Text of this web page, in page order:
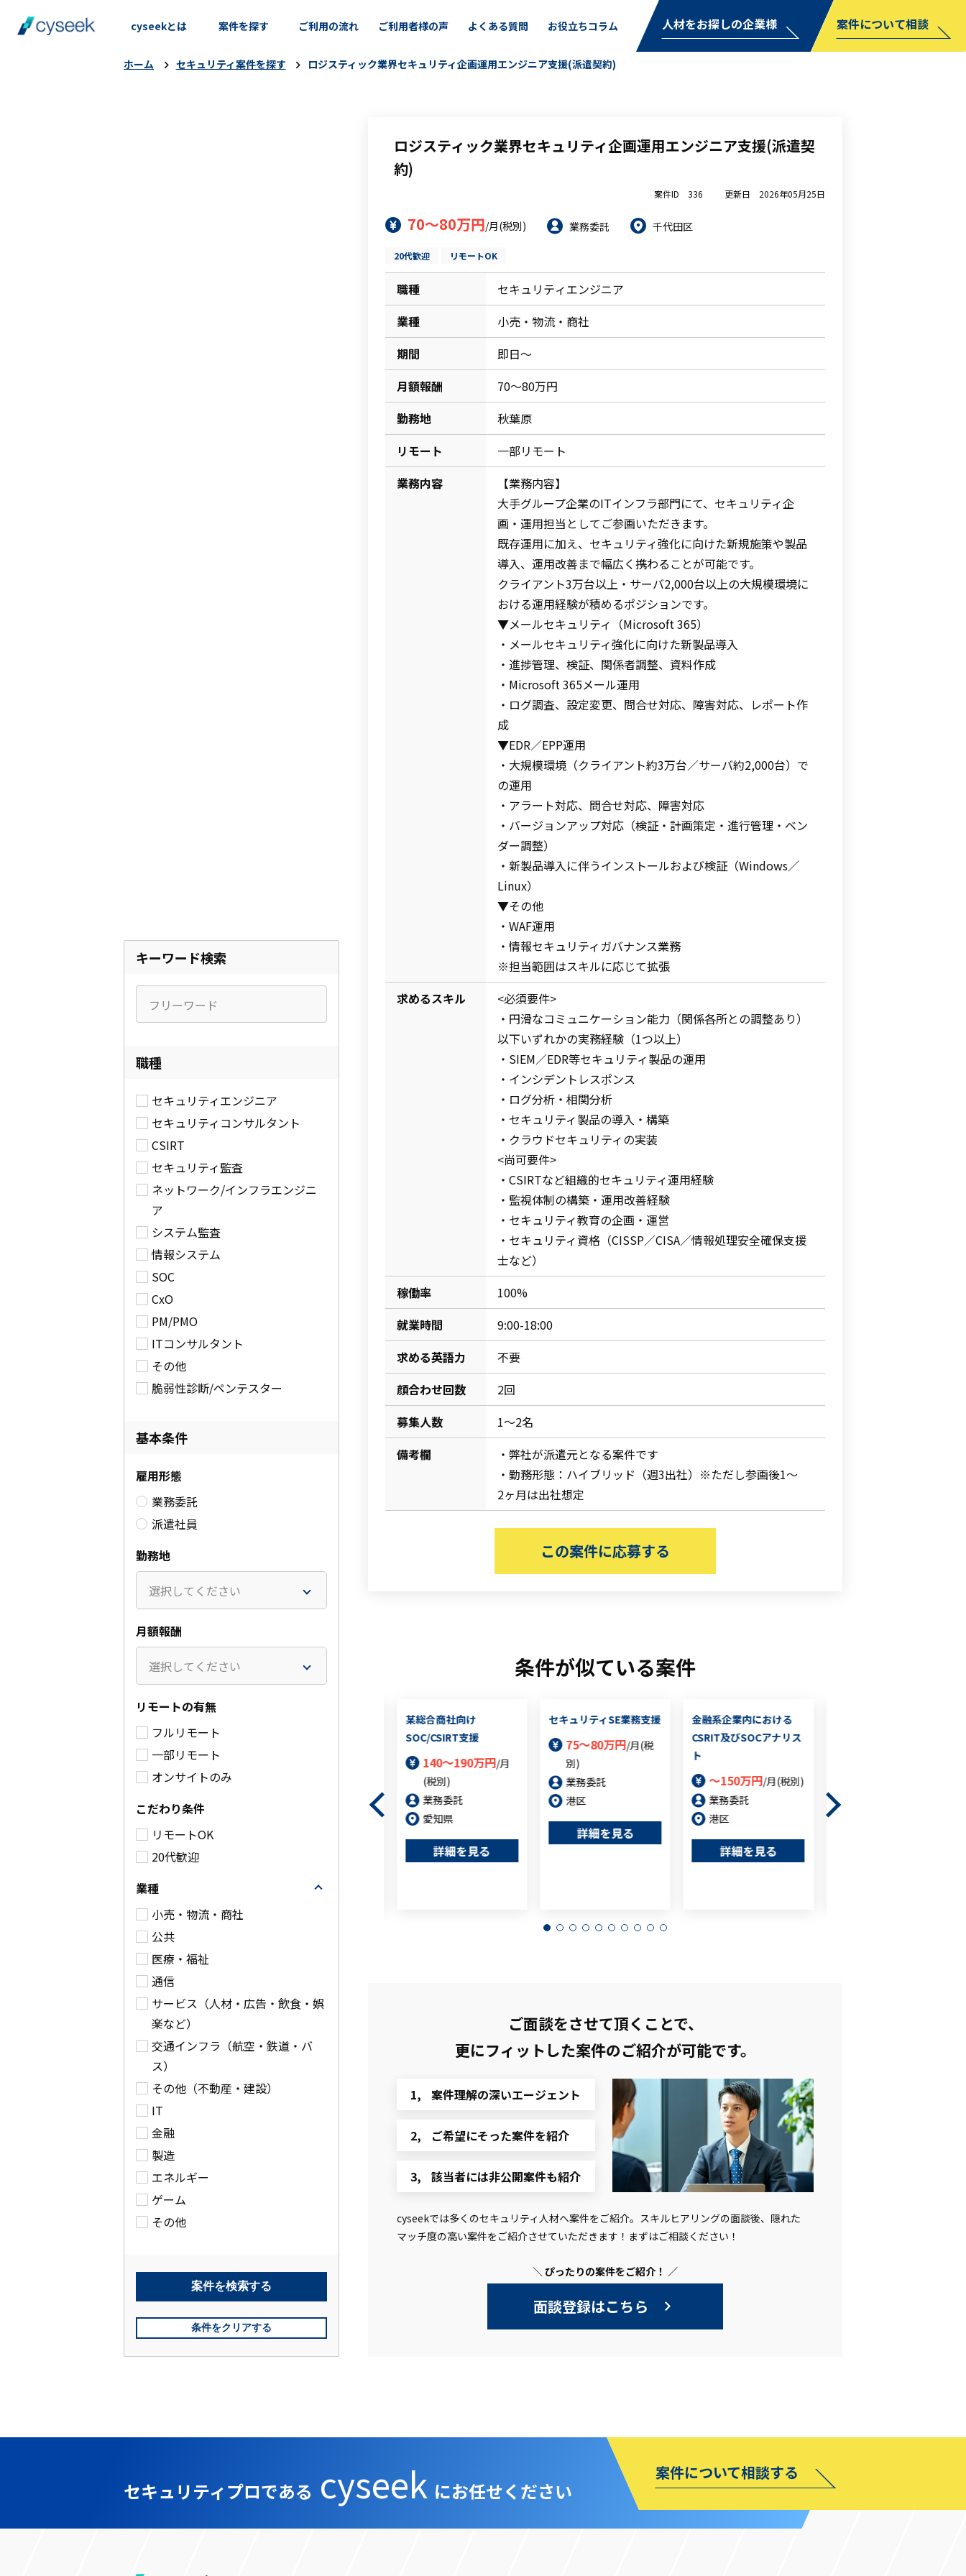
cyseekとは 案件を探す ご利用の流れ ご利用者様の声 よくある質問 お役立ちコラム 人材をお探しの企業様 案件について相談
ホーム セキュリティ案件を探す ロジスティック業界セキュリティ企画運用エンジニア支援(派遣契約)
ロジスティック業界セキュリティ企画運用エンジニア支援(派遣契
約)
案件ID 336 更新日 2026年05月25日
70～80万円/月(税別) 業務委託 千代田区
20代歓迎 リモートOK
職種
セキュリティエンジニア
業種
小売・物流・商社
期間
即日～
月額報酬
70～80万円
勤務地
秋葉原
リモート
一部リモート
業務内容
【業務内容】
大手グループ企業のITインフラ部門にて、セキュリティ企
画・運用担当としてご参画いただきます。
既存運用に加え、セキュリティ強化に向けた新規施策や製品
導入、運用改善まで幅広く携わることが可能です。
クライアント3万台以上・サーバ2,000台以上の大規模環境に
おける運用経験が積めるポジションです。
▼メールセキュリティ（Microsoft 365）
・メールセキュリティ強化に向けた新製品導入
・進捗管理、検証、関係者調整、資料作成
・Microsoft 365メール運用
・ログ調査、設定変更、問合せ対応、障害対応、レポート作
成
▼EDR／EPP運用
・大規模環境（クライアント約3万台／サーバ約2,000台）で
の運用
・アラート対応、問合せ対応、障害対応
・バージョンアップ対応（検証・計画策定・進行管理・ベン
ダー調整）
・新製品導入に伴うインストールおよび検証（Windows／
Linux）
▼その他
・WAF運用
・情報セキュリティガバナンス業務
※担当範囲はスキルに応じて拡張
求めるスキル
<必須要件>
・円滑なコミュニケーション能力（関係各所との調整あり）
以下いずれかの実務経験（1つ以上）
・SIEM／EDR等セキュリティ製品の運用
・インシデントレスポンス
・ログ分析・相関分析
・セキュリティ製品の導入・構築
・クラウドセキュリティの実装
<尚可要件>
・CSIRTなど組織的セキュリティ運用経験
・監視体制の構築・運用改善経験
・セキュリティ教育の企画・運営
・セキュリティ資格（CISSP／CISA／情報処理安全確保支援
士など）
稼働率
100%
就業時間
9:00-18:00
求める英語力
不要
顔合わせ回数
2回
募集人数
1～2名
備考欄
・弊社が派遣元となる案件です
・勤務形態：ハイブリッド（週3出社）※ただし参画後1～
2ヶ月は出社想定
この案件に応募する
条件が似ている案件
業向けのAWSを活用した
開発案件
～75万円 /月(税別)
港区
詳細を見る
詳細を見る
某総合商社向け
SOC/CSIRT支援
140～190万円/月
(税別)
業務委託
愛知県
詳細を見る
セキュリティSE業務支援
75～80万円/月(税
別)
業務委託
港区
詳細を見る
金融系企業内における
CSRIT及びSOCアナリス
ト
～150万円/月(税別)
業務委託
港区
詳細を見る
ご面談をさせて頂くことで、
更にフィットした案件のご紹介が可能です。
案件理解の深いエージェント
ご希望にそった案件を紹介
該当者には非公開案件も紹介
cyseekでは多くのセキュリティ人材へ案件をご紹介。スキルヒアリングの面談後、隠れた
マッチ度の高い案件をご紹介させていただきます！まずはご相談ください！
＼ ぴったりの案件をご紹介！ ／
面談登録はこちら
キーワード検索
職種
セキュリティエンジニア
セキュリティコンサルタント
CSIRT
セキュリティ監査
ネットワーク/インフラエンジニ
ア
システム監査
情報システム
SOC
CxO
PM/PMO
ITコンサルタント
その他
脆弱性診断/ペンテスター
基本条件
雇用形態
業務委託
派遣社員
勤務地
選択してください
月額報酬
選択してください
リモートの有無
フルリモート
一部リモート
オンサイトのみ
こだわり条件
リモートOK
20代歓迎
業種
小売・物流・商社
公共
医療・福祉
通信
サービス（人材・広告・飲食・娯
楽など）
交通インフラ（航空・鉄道・バ
ス）
その他（不動産・建設）
IT
金融
製造
エネルギー
ゲーム
その他
案件を検索する
条件をクリアする
セキュリティプロである cyseek にお任せください
案件について相談する